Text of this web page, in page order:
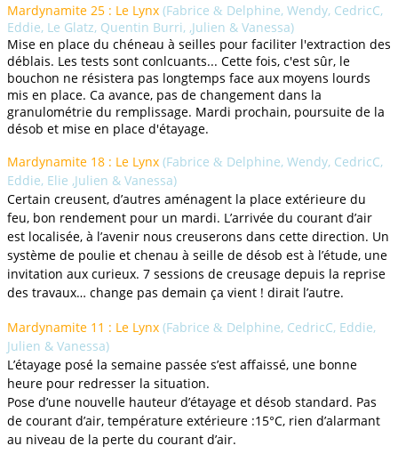
Mardynamite 25 : Le Lynx (Fabrice & Delphine, Wendy, CedricC,
Eddie, Le Glatz, Quentin Burri, ,Julien & Vanessa)
Mise en place du chéneau à seilles pour faciliter l'extraction des
déblais. Les tests sont conlcuants... Cette fois, c'est sûr, le
bouchon ne résistera pas longtemps face aux moyens lourds
mis en place. Ca avance, pas de changement dans la
granulométrie du remplissage. Mardi prochain, poursuite de la
désob et mise en place d'étayage.
Mardynamite 18 : Le Lynx (Fabrice & Delphine, Wendy, CedricC,
Eddie, Elie ,Julien & Vanessa)
Certain creusent, d’autres aménagent la place extérieure du
feu, bon rendement pour un mardi. L’arrivée du courant d’air
est localisée, à l’avenir nous creuserons dans cette direction. Un
système de poulie et chenau à seille de désob est à l’étude, une
invitation aux curieux. 7 sessions de creusage depuis la reprise
des travaux… change pas demain ça vient ! dirait l’autre.
Mardynamite 11 : Le Lynx (Fabrice & Delphine, CedricC, Eddie,
Julien & Vanessa)
L’étayage posé la semaine passée s’est affaissé, une bonne
heure pour redresser la situation.
Pose d’une nouvelle hauteur d’étayage et désob standard. Pas
de courant d’air, température extérieure :15°C, rien d’alarmant
au niveau de la perte du courant d’air.